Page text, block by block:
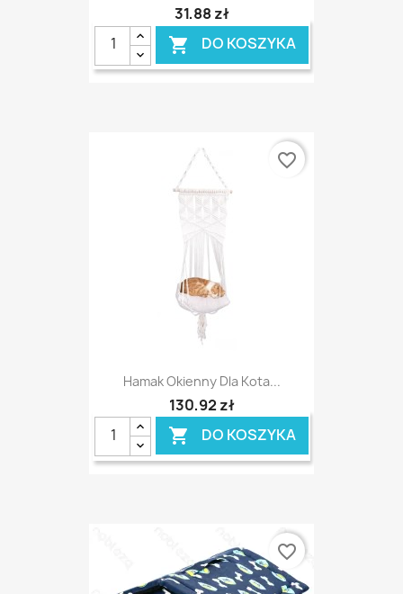
31,88 zł
 DO KOSZYKA
Hamak Okienny Dla Kota...
130,92 zł
 DO KOSZYKA
favorite_border
favorite_border